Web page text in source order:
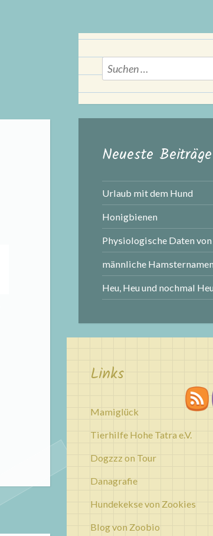
Suchen
nach:
Neueste Beiträge
Urlaub mit dem Hund
Honigbienen
Physiologische Daten
männliche Hamsternamen
Heu, Heu und nochmal Heu
Links
Mamiglück
Tierhilfe Hohe Tatra e.V.
Dogzzz on Tour
Danagrafie
Hundekekse von Zookies
Blog von Zoobio